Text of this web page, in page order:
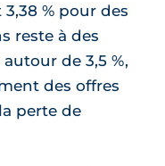
% pour des
reste à des
de 3,5 %,
des offres
perte de